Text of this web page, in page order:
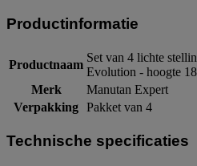
Productinformatie
Productnaam
Set van 4 lichte
Evolution - hoogte
Merk
Manutan Expert
Verpakking Pakket van 4
Technische specificaties